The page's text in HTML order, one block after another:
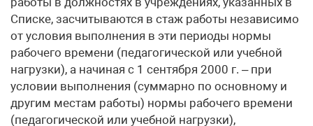
Списке, засчитываются в стаж работы независимо
от условия выполнения в эти периоды нормы
рабочего времени (педагогической или учебной
нагрузки), а начиная с 1 сентября 2000 г. – при
условии выполнения (суммарно по основному и
другим местам работы) нормы рабочего времени
(педагогической или учебной нагрузки),